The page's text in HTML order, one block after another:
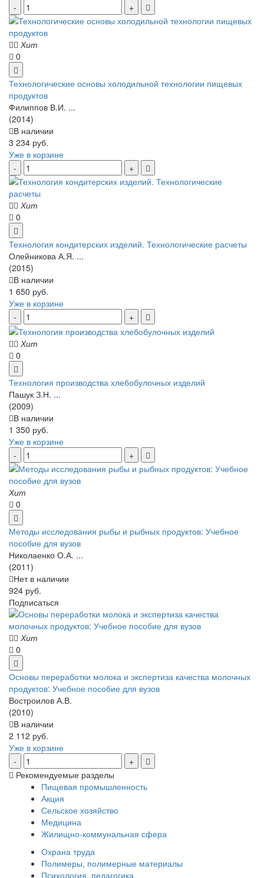
Хит
0
Технологические основы холодильной технологии пищевых
продуктов
Филиппов В.И. ...
(2014)
В наличии
3 234 руб.
Уже в корзине
Хит
0
Технология кондитерских изделий. Технологические расчеты
Олейникова А.Я. ...
(2015)
В наличии
1 650 руб.
Уже в корзине
Хит
0
Технология производства хлебобулочных изделий
Пашук З.Н. ...
(2009)
В наличии
1 350 руб.
Уже в корзине
Хит
0
Методы исследования рыбы и рыбных продуктов: Учебное
пособие для вузов
Николаенко О.А. ...
(2011)
Нет в наличии
924 руб.
Подписаться
Хит
0
Основы переработки молока и экспертиза качества молочных
продуктов: Учебное пособие для вузов
Востроилов А.В.
(2010)
В наличии
2 112 руб.
Уже в корзине
Рекомендуемые разделы
Пищевая промышленность
Акция
Сельское хозяйство
Медицина
Жилищно-коммунальная сфера
Охрана труда
Полимеры, полимерные материалы
Психология, педагогика